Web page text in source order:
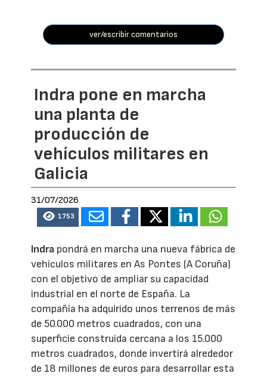
ver/escribir comentarios
Indra pone en marcha
una planta de
producción de
vehículos militares en
Galicia
31/07/2026
1753
Indra pondrá en marcha una nueva fábrica de
vehículos militares en As Pontes (A Coruña)
con el objetivo de ampliar su capacidad
industrial en el norte de España. La
compañía ha adquirido unos terrenos de más
de 50.000 metros cuadrados, con una
superficie construida cercana a los 15.000
metros cuadrados, donde invertirá alrededor
de 18 millones de euros para desarrollar esta